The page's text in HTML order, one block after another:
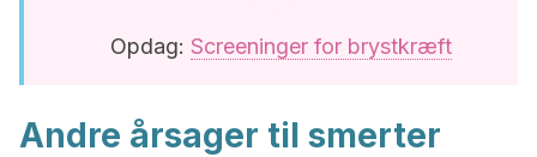
Opdag: Screeninger for brystkræft
Andre årsager til smerter